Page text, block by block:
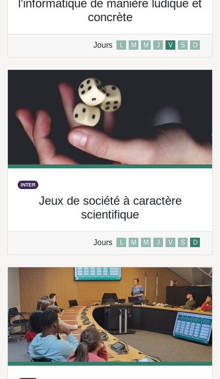
l’informatique de manière ludique et
concrète
Jours L M M J V S D
INTER
Jeux de société à caractère
scientifique
Jours L M M J V S D